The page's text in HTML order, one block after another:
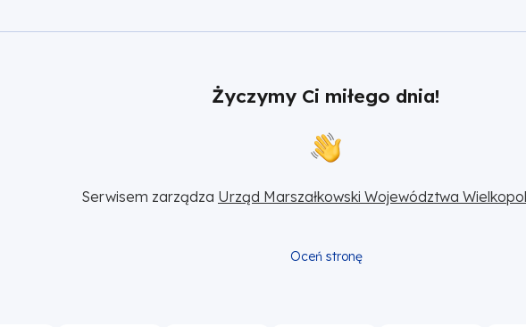
Życzymy Ci miłego dnia!
Serwisem zarządza Urząd Marszałkowski Województwa
Oceń stronę